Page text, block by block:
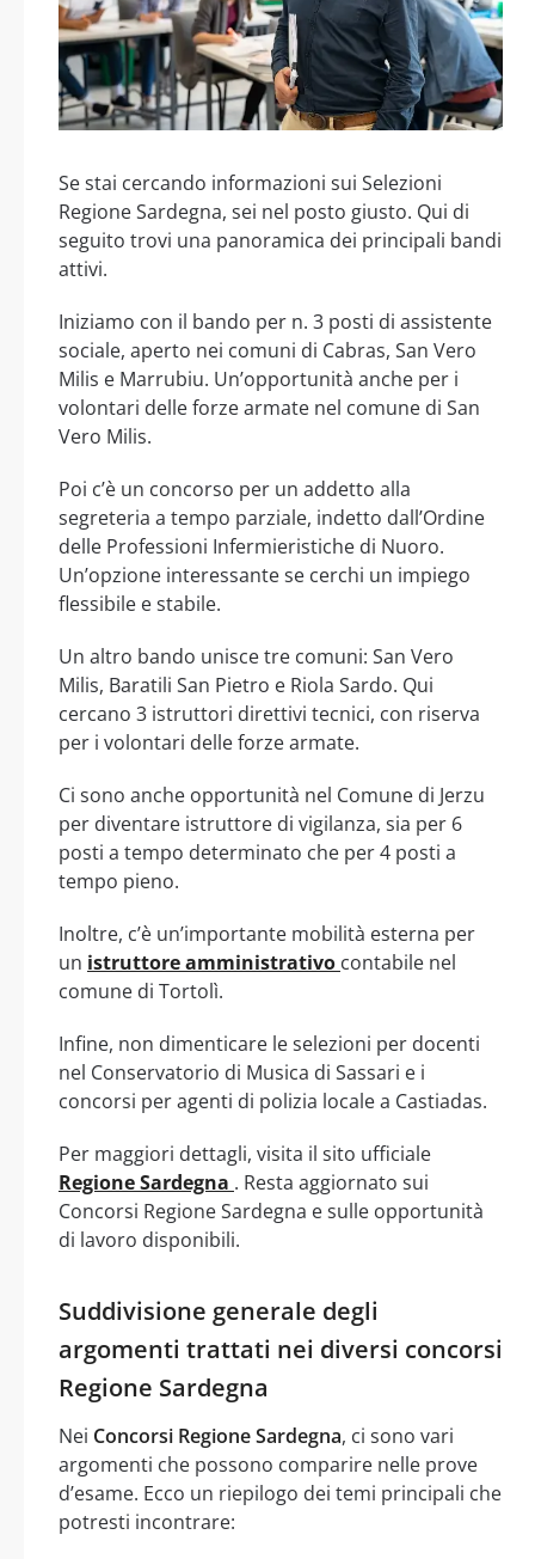
Se stai cercando informazioni sui Selezioni
Regione Sardegna, sei nel posto giusto. Qui di
seguito trovi una panoramica dei principali bandi
attivi.
Iniziamo con il bando per n. 3 posti di assistente
sociale, aperto nei comuni di Cabras, San Vero
Milis e Marrubiu. Un’opportunità anche per i
volontari delle forze armate nel comune di San
Vero Milis.
Poi c’è un concorso per un addetto alla
segreteria a tempo parziale, indetto dall’Ordine
delle Professioni Infermieristiche di Nuoro.
Un’opzione interessante se cerchi un impiego
flessibile e stabile.
Un altro bando unisce tre comuni: San Vero
Milis, Baratili San Pietro e Riola Sardo. Qui
cercano 3 istruttori direttivi tecnici, con riserva
per i volontari delle forze armate.
Ci sono anche opportunità nel Comune di Jerzu
per diventare istruttore di vigilanza, sia per 6
posti a tempo determinato che per 4 posti a
tempo pieno.
Inoltre, c’è un’importante mobilità esterna per
un istruttore amministrativo contabile nel
comune di Tortolì.
Infine, non dimenticare le selezioni per docenti
nel Conservatorio di Musica di Sassari e i
concorsi per agenti di polizia locale a Castiadas.
Per maggiori dettagli, visita il sito ufficiale
Regione Sardegna . Resta aggiornato sui
Concorsi Regione Sardegna e sulle opportunità
di lavoro disponibili.
Suddivisione generale degli
argomenti trattati nei diversi concorsi
Regione Sardegna
Nei Concorsi Regione Sardegna, ci sono vari
argomenti che possono comparire nelle prove
d’esame. Ecco un riepilogo dei temi principali che
potresti incontrare: